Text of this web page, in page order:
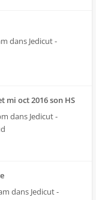
dans Jedicut -
mi oct 2016 son HS
dans Jedicut -
dans Jedicut -